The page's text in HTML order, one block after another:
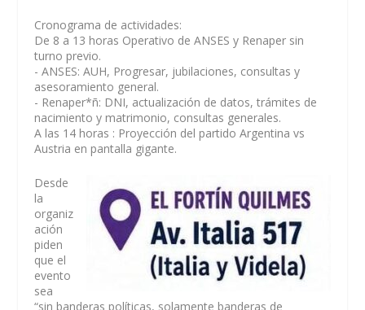
Cronograma de actividades:
De 8 a 13 horas Operativo de ANSES y Renaper sin
turno previo.
- ANSES: AUH, Progresar, jubilaciones, consultas y
asesoramiento general.
- Renaper*ñ: DNI, actualización de datos, trámites de
nacimiento y matrimonio, consultas generales.
A las 14 horas : Proyección del partido Argentina vs
Austria en pantalla gigante.
Desde
la
organiz
ación
piden
que el
evento
sea
“sin banderas políticas, solamente banderas de